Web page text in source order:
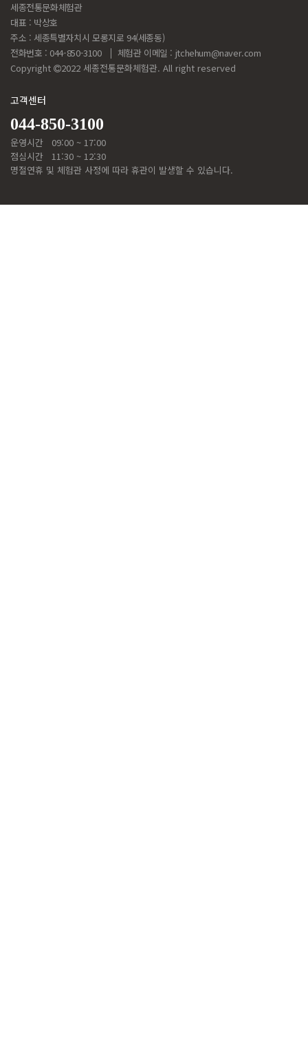
세종전통문화체험관
대표 : 박상호
주소 : 세종특별자치시 모롱지로 94(세종동)
전화번호 : 044-850-3100
체험관 이메일 : jtchehum@naver.com
Copyright
2022 세종전통문화체험관. All right reserved
고객센터
044-850-3100
운영시간
09:00 ~ 17:00
점심시간
11:30 ~ 12:30
명절연휴 및 체험관 사정에 따라 휴관이 발생할 수 있습니다.